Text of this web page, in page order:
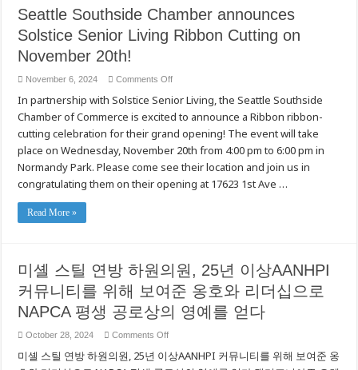
Seattle Southside Chamber announces
Solstice Senior Living Ribbon Cutting on
November 20th!
November 6, 2024 Comments Offon
Southside
Chamber
announces
Senior
Living
Ribbon
Cutting
on
November
In partnership with Solstice Senior Living, the Seattle Southside
Chamber of Commerce is excited to announce a Ribbon ribbon-
cutting celebration for their grand opening! The event will take
place on Wednesday, November 20th from 4:00 pm to 6:00 pm in
Normandy Park. Please come see their location and join us in
congratulating them on their opening at 17623 1st Ave …
Read More »
미셸 스틸 연방 하원의원, 25년 이상AANHPI
커뮤니티를 위해 보여준 옹호와 리더십으로
NAPCA 평생 공로상의 영예를 얻다
October 28, 2024 Comments Offon
셸
미셸 스틸 연방 하원의원, 25년 이상AANHPI 커뮤니티를 위해 보여준 옹